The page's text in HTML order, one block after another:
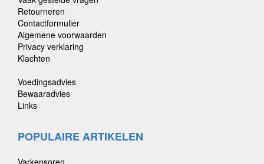
Retourneren
Contactformulier
Algemene voorwaarden
Privacy verklaring
Klachten
Voedingsadvies
Bewaaradvies
Links
POPULAIRE ARTIKELEN